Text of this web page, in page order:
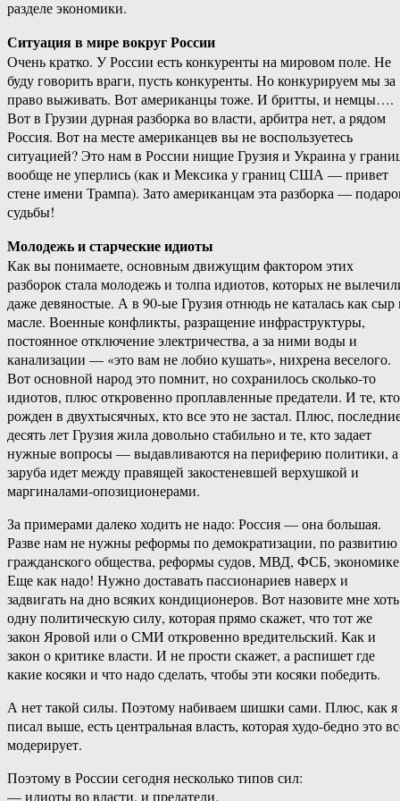
разделе экономики.
Ситуация в мире вокруг России
Очень кратко. У России есть конкуренты на мировом поле. Не
буду говорить враги, пусть конкуренты. Но конкурируем мы за
право выживать. Вот американцы тоже. И бритты, и немцы….
Вот в Грузии дурная разборка во власти, арбитра нет, а рядом
Россия. Вот на месте американцев вы не воспользуетесь
ситуацией? Это нам в России нищие Грузия и Украина у
вообще не уперлись (как и Мексика у границ США — привет
стене имени Трампа). Зато американцам эта разборка —
судьбы!
Молодежь и старческие идиоты
Как вы понимаете, основным движущим фактором этих
разборок стала молодежь и толпа идиотов, которых не
даже девяностые. А в 90-ые Грузия отнюдь не каталась как сыр
масле. Военные конфликты, разращение инфраструктуры,
постоянное отключение электричества, а за ними воды и
канализации — «это вам не лобио кушать», нихрена веселого.
Вот основной народ это помнит, но сохранилось сколько-то
идиотов, плюс откровенно проплавленные предатели. И те, кто
рожден в двухтысячных, кто все это не застал. Плюс,
десять лет Грузия жила довольно стабильно и те, кто задает
нужные вопросы — выдавливаются на периферию политики, а
заруба идет между правящей закостеневшей верхушкой и
маргиналами-опозиционерами.
За примерами далеко ходить не надо: Россия — она большая.
Разве нам не нужны реформы по демократизации, по развитию
гражданского общества, реформы судов, МВД, ФСБ,
Еще как надо! Нужно доставать пассионариев наверх и
задвигать на дно всяких кондиционеров. Вот назовите мне хоть
одну политическую силу, которая прямо скажет, что тот же
закон Яровой или о СМИ откровенно вредительский. Как и
закон о критике власти. И не прости скажет, а распишет где
какие косяки и что надо сделать, чтобы эти косяки победить.
А нет такой силы. Поэтому набиваем шишки сами. Плюс, как я
писал выше, есть центральная власть, которая худо-бедно это
модерирует.
Поэтому в России сегодня несколько типов сил:
— идиоты во власти, и предатели.